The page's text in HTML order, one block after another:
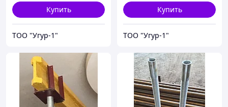
Купить
ТОО "Угур-1"
Купить
ТОО "Угур-1"